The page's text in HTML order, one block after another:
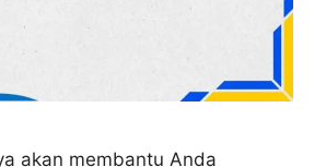
akan membantu Anda